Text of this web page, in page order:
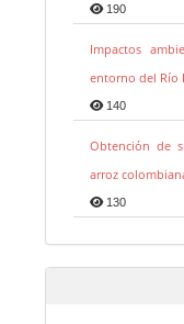
190
Impactos
entorno del Río
140
Obtención de
arroz
130